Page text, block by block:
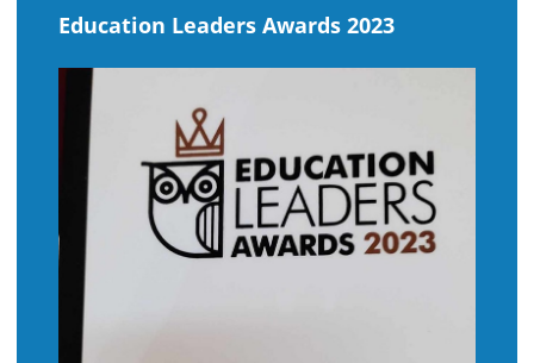
Education Leaders Awards 2023